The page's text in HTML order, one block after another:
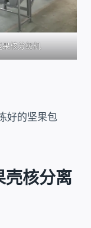
果核分级机
好的坚果包
壳核分离